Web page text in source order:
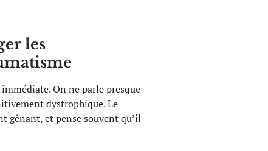
les
On ne parle presque
dystrophique. Le
gênant, et pense souvent qu’il